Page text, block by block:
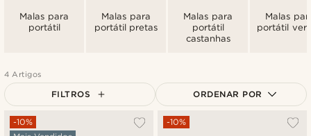
Malas para
portátil
Malas para
portátil pretas
Malas para
portátil
castanhas
Malas
portátil
4 Artigos
FILTROS ORDENAR POR
Mais vendidos
-10%
-10%